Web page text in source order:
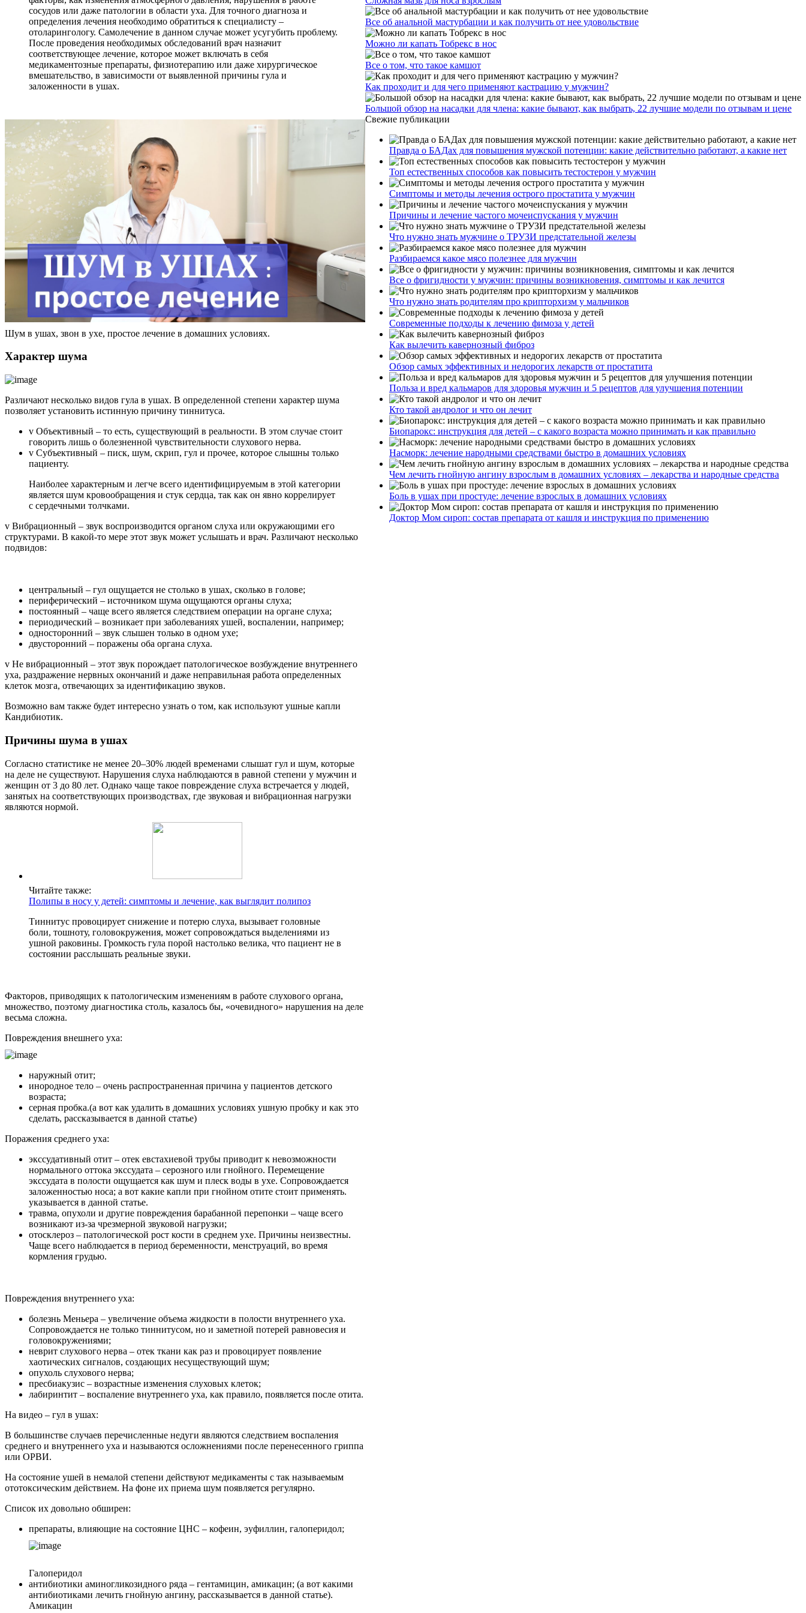
сосудов или даже патологии в области уха. Для точного диагноза и
определения лечения необходимо обратиться к специалисту –
отоларингологу. Самолечение в данном случае может усугубить проблему.
После проведения необходимых обследований врач назначит
соответствующее лечение, которое может включать в себя
медикаментозные препараты, физиотерапию или даже хирургическое
вмешательство, в зависимости от выявленной причины гула и
заложенности в ушах.
Шум в ушах, звон в ухе, простое лечение в домашних условиях.
Характер шума
Различают несколько видов гула в ушах. В определенной степени характер шума
позволяет установить истинную причину тиннитуса.
v Объективный – то есть, существующий в реальности. В этом случае стоит
говорить лишь о болезненной чувствительности слухового нерва.
v Субъективный – писк, шум, скрип, гул и прочее, которое слышны только
пациенту.
Наиболее характерным и легче всего идентифицируемым в этой категории
является шум кровообращения и стук сердца, так как он явно коррелирует
с сердечными толчками.
v Вибрационный – звук воспроизводится органом слуха или окружающими его
структурами. В какой-то мере этот звук может услышать и врач. Различают несколько
подвидов:
центральный – гул ощущается не столько в ушах, сколько в голове;
периферический – источником шума ощущаются органы слуха;
постоянный – чаще всего является следствием операции на органе слуха;
периодический – возникает при заболеваниях ушей, воспалении, например;
односторонний – звук слышен только в одном ухе;
двусторонний – поражены оба органа слуха.
v Не вибрационный – этот звук порождает патологическое возбуждение внутреннего
уха, раздражение нервных окончаний и даже неправильная работа определенных
клеток мозга, отвечающих за идентификацию звуков.
Возможно вам также будет интересно узнать о том, как используют ушные капли
Кандибиотик.
Причины шума в ушах
Согласно статистике не менее 20–30% людей временами слышат гул и шум, которые
на деле не существуют. Нарушения слуха наблюдаются в равной степени у мужчин и
женщин от 3 до 80 лет. Однако чаще такое повреждение слуха встречается у людей,
занятых на соответствующих производствах, где звуковая и вибрационная нагрузки
являются нормой.
Читайте также:
Полипы в носу у детей: симптомы и лечение, как выглядит полипоз
Тиннитус провоцирует снижение и потерю слуха, вызывает головные
боли, тошноту, головокружения, может сопровождаться выделениями из
ушной раковины. Громкость гула порой настолько велика, что пациент не в
состоянии расслышать реальные звуки.
Факторов, приводящих к патологическим изменениям в работе слухового органа,
множество, поэтому диагностика столь, казалось бы, «очевидного» нарушения на деле
весьма сложна.
Повреждения внешнего уха:
наружный отит;
инородное тело – очень распространенная причина у пациентов детского
возраста;
серная пробка.(а вот как удалить в домашних условиях ушную пробку и как это
сделать, рассказывается в данной статье)
Поражения среднего уха:
экссудативный отит – отек евстахиевой трубы приводит к невозможности
нормального оттока экссудата – серозного или гнойного. Перемещение
экссудата в полости ощущается как шум и плеск воды в ухе. Сопровождается
заложенностью носа; а вот какие капли при гнойном отите стоит применять.
указывается в данной статье.
травма, опухоли и другие повреждения барабанной перепонки – чаще всего
возникают из-за чрезмерной звуковой нагрузки;
отосклероз – патологической рост кости в среднем ухе. Причины неизвестны.
Чаще всего наблюдается в период беременности, менструаций, во время
кормления грудью.
Повреждения внутреннего уха:
болезнь Меньера – увеличение объема жидкости в полости внутреннего уха.
Сопровождается не только тиннитусом, но и заметной потерей равновесия и
головокружениями;
неврит слухового нерва – отек ткани как раз и провоцирует появление
хаотических сигналов, создающих несуществующий шум;
опухоль слухового нерва;
пресбиакузис – возрастные изменения слуховых клеток;
лабиринтит – воспаление внутреннего уха, как правило, появляется после отита.
На видео – гул в ушах:
В большинстве случаев перечисленные недуги являются следствием воспаления
среднего и внутреннего уха и называются осложнениями после перенесенного гриппа
или ОРВИ.
На состояние ушей в немалой степени действуют медикаменты с так называемым
ототоксическим действием. На фоне их приема шум появляется регулярно.
Список их довольно обширен:
препараты, влияющие на состояние ЦНС – кофеин, эуфиллин, галоперидол;
Галоперидол
антибиотики аминогликозидного ряда – гентамицин, амикацин; (а вот какими
антибиотиками лечить гнойную ангину, рассказывается в данной статье).
Амикацин
Все об анальной мастурбации и как получить от нее удовольствие
Можно ли капать Тобрекс в нос
Все о том, что такое камшот
Как проходит и для чего применяют кастрацию у мужчин?
Большой обзор на насадки для члена: какие бывают, как выбрать, 22 лучшие модели по отзывам и цене
Свежие публикации
Правда о БАДах для повышения мужской потенции: какие действительно работают, а какие нет
Топ естественных способов как повысить тестостерон у мужчин
Симптомы и методы лечения острого простатита у мужчин
Причины и лечение частого мочеиспускания у мужчин
Что нужно знать мужчине о ТРУЗИ предстательной железы
Разбираемся какое мясо полезнее для мужчин
Все о фригидности у мужчин: причины возникновения, симптомы и как лечится
Что нужно знать родителям про крипторхизм у мальчиков
Современные подходы к лечению фимоза у детей
Как вылечить кавернозный фиброз
Обзор самых эффективных и недорогих лекарств от простатита
Польза и вред кальмаров для здоровья мужчин и 5 рецептов для улучшения потенции
Кто такой андролог и что он лечит
Биопарокс: инструкция для детей – с какого возраста можно принимать и как правильно
Насморк: лечение народными средствами быстро в домашних условиях
Чем лечить гнойную ангину взрослым в домашних условиях – лекарства и народные средства
Боль в ушах при простуде: лечение взрослых в домашних условиях
Доктор Мом сироп: состав препарата от кашля и инструкция по применению